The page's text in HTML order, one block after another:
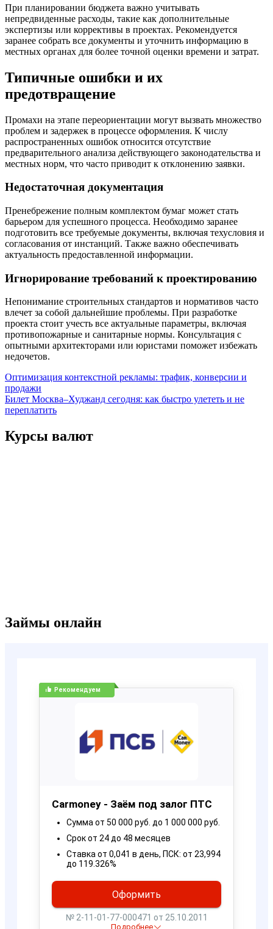
При планировании бюджета важно учитывать
непредвиденные расходы, такие как дополнительные
экспертизы или коррективы в проектах. Рекомендуется
заранее собрать все документы и уточнить информацию в
местных органах для более точной оценки времени и затрат.
Типичные ошибки и их
предотвращение
Промахи на этапе переориентации могут вызвать множество
проблем и задержек в процессе оформления. К числу
распространенных ошибок относится отсутствие
предварительного анализа действующего законодательства и
местных норм, что часто приводит к отклонению заявки.
Недостаточная документация
Пренебрежение полным комплектом бумаг может стать
барьером для успешного процесса. Необходимо заранее
подготовить все требуемые документы, включая техусловия и
согласования от инстанций. Также важно обеспечивать
актуальность предоставленной информации.
Игнорирование требований к проектированию
Непонимание строительных стандартов и нормативов часто
влечет за собой дальнейшие проблемы. При разработке
проекта стоит учесть все актуальные параметры, включая
противопожарные и санитарные нормы. Консультация с
опытными архитекторами или юристами поможет избежать
недочетов.
Навигация
по
записям
Оптимизация контекстной рекламы: трафик, конверсии и
продажи
Билет Москва–Худжанд сегодня: как быстро улететь и не
переплатить
Курсы валют
Займы онлайн